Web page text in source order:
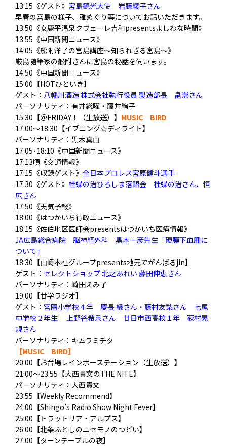
13:15《ゲスト》 宮島観光大使 岩藤綾子さん
早春の宮島の様子、雛めぐり等についてお話いただきます。
13:50《女鹿平温泉クヴェーレ吉和presentsよしわな時間》
13:55《中国新聞ニュース》
14:05《舩附洋子の宮島講座～知られざる宮島～》
厳島随筆家の舩附さんに宮島の秘話を伺います。
14:50《中国新聞ニュース》
15:00【HOTひといき】
ゲスト： 八幡川酒造 株式会社執行役員 製造部長 畠崇さん
パーソナリティ ：有井総曜・藤井絢子
15:30 【＠FRIDAY！（生放送）】 MUSIC BIRD
17:00～18:30【イブニング☆ディライト】
パーソナリティ：黒木真由
17:05･18:10《中国新聞ニュース》
17:13頃《交通情報》
17:15《収録ゲスト》 全日本プロレス宮原健斗選手
17:30《ゲスト》 桂蝶の治ひろしま落語会 桂蝶の治さん、恒
広さん
17:50《天気予報》
18:00《はつかいち行政ニュース》
18:15《佐伯地区医師会presentsはつかいち医療情報》
JA広島総合病院 脳神経外科 黒木一彦先生「硬膜下血腫に
ついて」
18:30【山崎本社グループpresents地元でがんばるjin】
ゲスト： セレクトショップ 北之あれい 藤田伸恵さん
パーソナリティ：崎田えみ子
19:00【廿学ラジオ】
ゲスト： 宮園小学校４年 慶長 縁さん・藤村友梨さん 七尾
中学校２年生 上野谷希泉さん 廿日市西高校１年 荻村晃
規さん
パーソナリティ：キムラミチタ
【MUSIC BIRD】
20:00【お台場レインボーステーション（生放送）】
21:00～23:55【大西貴文のTHE NITE】
パーソナリティ：大西貴文
23:55【Weekly Recommend】
24:00【Shingo’s Radio Show Night Fever】
25:00【トラットリア・アルプス】
26:00【北条ふとしのニセモノのつどい】
27:00【ターンテーブルの夜】